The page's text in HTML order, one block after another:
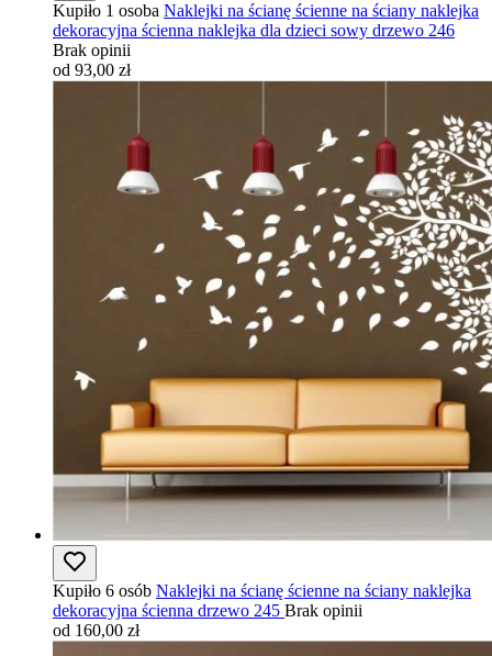
Kupiło 1 osoba Naklejki na ścianę ścienne na ściany naklejka
dekoracyjna ścienna naklejka dla dzieci sowy drzewo 246
Brak opinii
od 93,00 zł
Kupiło 6 osób Naklejki na ścianę ścienne na ściany naklejka
dekoracyjna ścienna drzewo 245 Brak opinii
od 160,00 zł